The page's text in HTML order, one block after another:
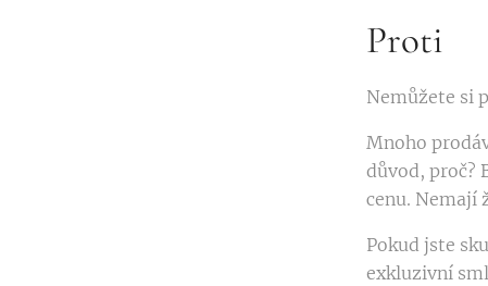
Proti
Nemůžete si
Mnoho
důvod, proč?
cenu. Nemají
Pokud jste
exkluzivní